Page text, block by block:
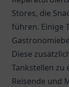
Stores, die
führen. Einige
Diese
Tankstellen
Reisende und